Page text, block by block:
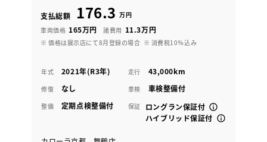
支払総額 176.3 万円
車両価格 165万円 諸費用 11.3万円
※ 価格は展示店にて8月登録の場合 ※ 消費税10％込み
年式 2021年(R3年) 走行 43,000km
修復 なし 車検 車検整備付
整備 定期点検整備付 保証
ロングラン保証付
ハイブリッド保証付